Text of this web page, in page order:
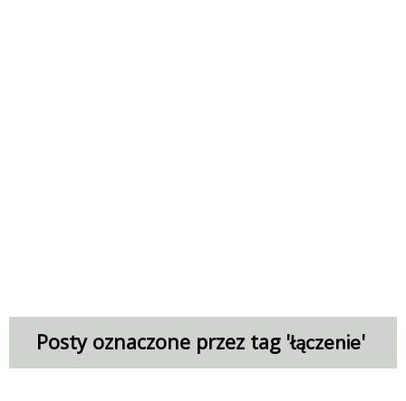
Posty oznaczone przez tag 'łączenie'